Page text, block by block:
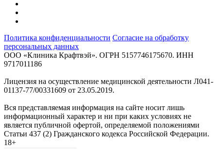
Политика конфиденциальности Согласие на обработку
персональных данных
ООО «Клиника Крафтвэй». ОГРН 5157746175670. ИНН
9717011186
Лицензия на осуществление медицинской деятельности Л041-
01137-77/00331609 от 23.05.2019.
Вся представляемая информация на сайте носит лишь
информационный характер и ни при каких условиях не
является публичной офертой, определяемой положениями
Статьи 437 (2) Гражданского кодекса Российской Федерации.
18+